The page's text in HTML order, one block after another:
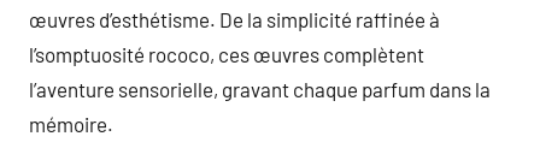
œuvres d’esthétisme. De la simplicité raffinée à
l’somptuosité rococo, ces œuvres complètent
l’aventure sensorielle, gravant chaque parfum dans la
mémoire.